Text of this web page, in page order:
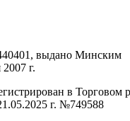
выдано Минским
г.
в Торговом
г. №749588